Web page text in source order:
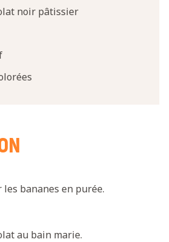
noir pâtissier
bananes en purée.
au bain marie.